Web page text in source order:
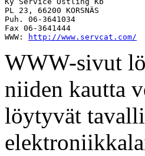
PL 23, 66200 KORSNÄS
Puh. 06-3641034
Fax 06-3641444
WWW:
http://www.servcat.com/
WWW-sivut
niiden kautta
löytyvät